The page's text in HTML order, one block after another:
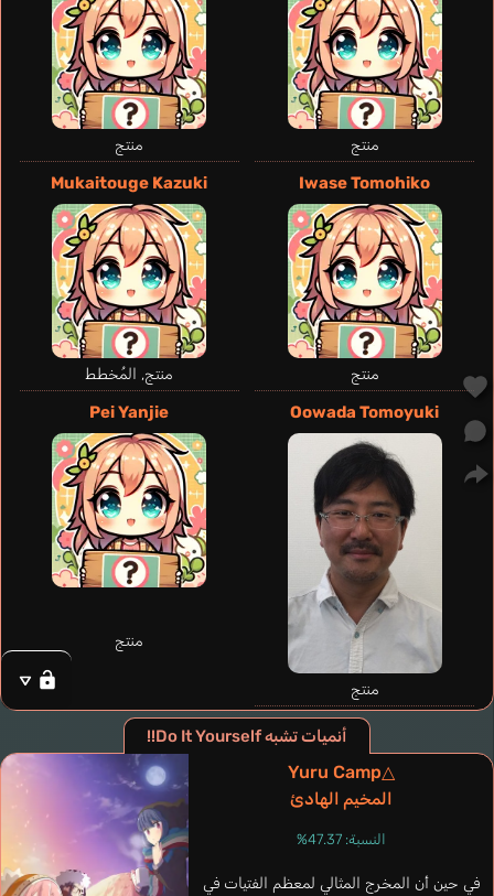
منتج منتج
Iwase Tomohiko
منتج
Mukaitouge Kazuki
منتج, المُخطط
Oowada Tomoyuki
منتج
Pei Yanjie
منتج
Kouki Kokoro
Takahashi Karin
García Sánchez
Suride Miku
Ichinose Kana
أنميات تشبه Do It Yourself!!
Yuru Camp△
المخيم الهادئ
النسبة: 47.37%
في حين أن المخرج المثالي لمعظم الفتيات في